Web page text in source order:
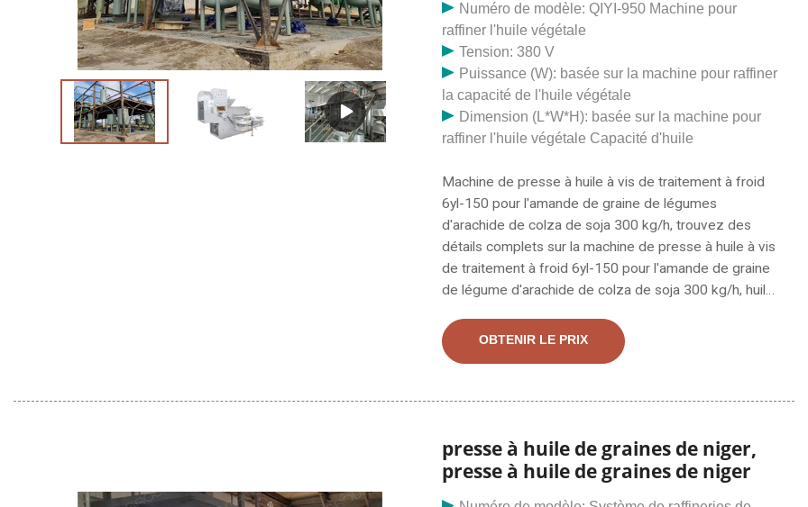
Numéro de modèle: QIYI-950 Machine pour
raffiner l'huile végétale
Tension: 380 V
Puissance (W): basée sur la machine pour raffiner
la capacité de l'huile végétale
Dimension (L*W*H): basée sur la machine pour
raffiner l'huile végétale Capacité d'huile
Machine de presse à huile à vis de traitement à froid
6yl-150 pour l'amande de graine de légumes
d'arachide de colza de soja 300 kg/h, trouvez des
détails complets sur la machine de presse à huile à vis
de traitement à froid 6yl-150 pour l'amande de graine
de légume d'arachide de colza de soja 300 kg/h, huile
de l'huile de graines du fournisseur ou du fabricant de
presseurs d'huile - Nanyang City Qifeng.
industrielle 1500 W, pour noix, graines, presse à huile,
teneur en acier inoxydable CE (110 V) 5,0 étoiles sur 5
3 959,00 $ 959 $ . 00
OBTENIR LE PRIX
presse à huile de graines de niger,
presse à huile de graines de niger